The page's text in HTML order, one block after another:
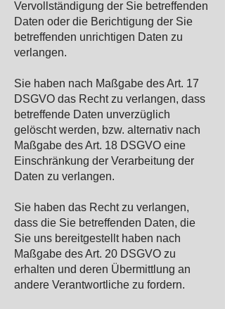
Vervollständigung der Sie betreffenden
Daten oder die Berichtigung der Sie
betreffenden unrichtigen Daten zu
verlangen.
Sie haben nach Maßgabe des Art. 17
DSGVO das Recht zu verlangen, dass
betreffende Daten unverzüglich
gelöscht werden, bzw. alternativ nach
Maßgabe des Art. 18 DSGVO eine
Einschränkung der Verarbeitung der
Daten zu verlangen.
Sie haben das Recht zu verlangen,
dass die Sie betreffenden Daten, die
Sie uns bereitgestellt haben nach
Maßgabe des Art. 20 DSGVO zu
erhalten und deren Übermittlung an
andere Verantwortliche zu fordern.